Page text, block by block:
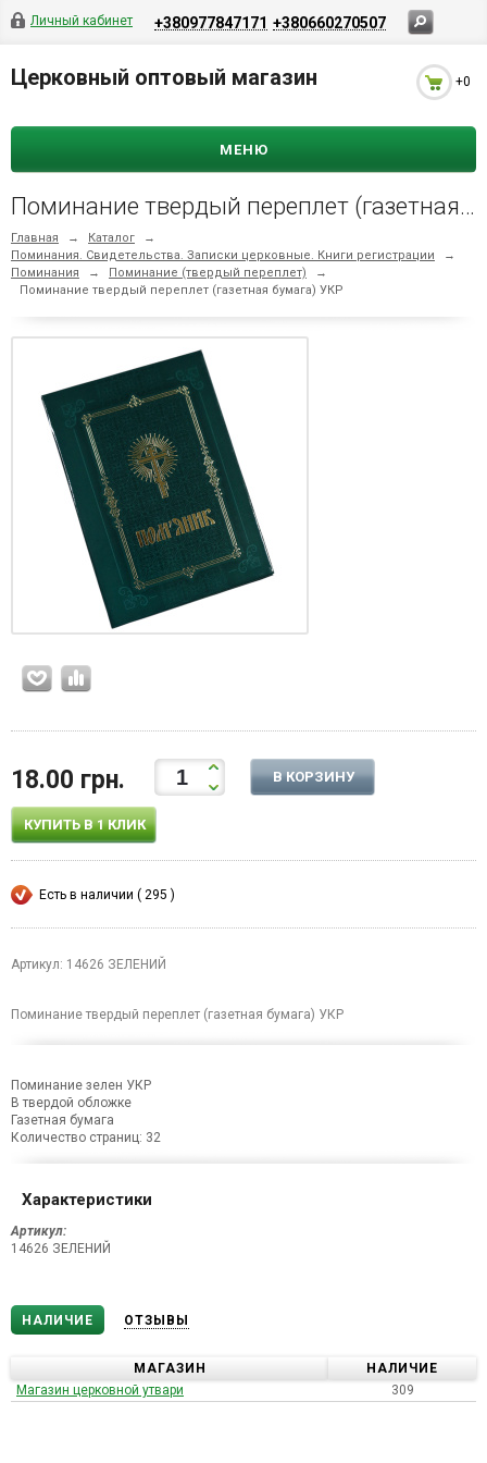
Личный кабинет +380977847171 +380660270507
Церковный оптовый магазин +0
МЕНЮ
Поминание твердый переплет (газетная бумага) УКР
Главная → Каталог
→
Поминания. Свидетельства. Записки церковные. Книги регистрации
→
Поминания
→ Поминание (твердый переплет)
→
Поминание твердый переплет (газетная бумага) УКР
18.00 грн. В КОРЗИНУ
КУПИТЬ В 1 КЛИК
Есть в наличии ( 295 )
Артикул: 14626 ЗЕЛЕНИЙ
Поминание твердый переплет (газетная бумага) УКР
Поминание зелен УКР
В твердой обложке
Газетная бумага
Количество страниц: 32
Характеристики
Артикул:
14626 ЗЕЛЕНИЙ
НАЛИЧИЕ ОТЗЫВЫ
МАГАЗИН
НАЛИЧИЕ
Магазин церковной утвари
309